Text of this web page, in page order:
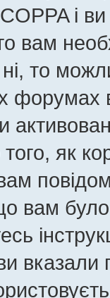
і
вам
то
форумах
того, як
вам
вам